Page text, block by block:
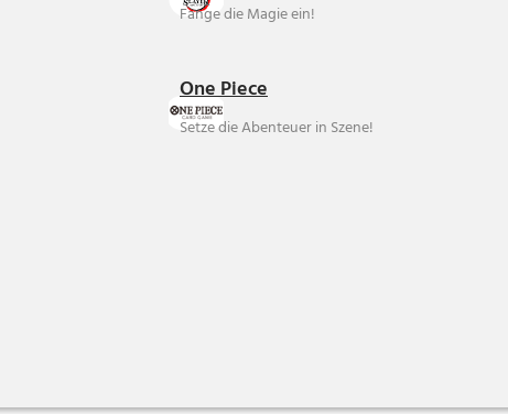
Fange die Magie ein!
One Piece
Setze die Abenteuer in Szene!